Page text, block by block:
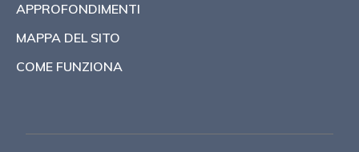
APPROFONDIMENTI
MAPPA DEL SITO
COME FUNZIONA